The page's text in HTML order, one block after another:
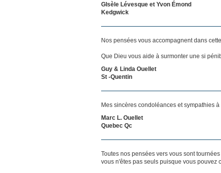
GIsèle Lévesque et Yvon Émond
Kedgwick
Nos pensées vous accompagnent dans
Que Dieu vous aide à surmonter une si
Guy & Linda Ouellet
St -Quentin
Mes sincères condoléances et sympathies
Marc L. Ouellet
Quebec Qc
Toutes nos pensées vers vous sont
vous n'êtes pas seuls puisque vous pouvez